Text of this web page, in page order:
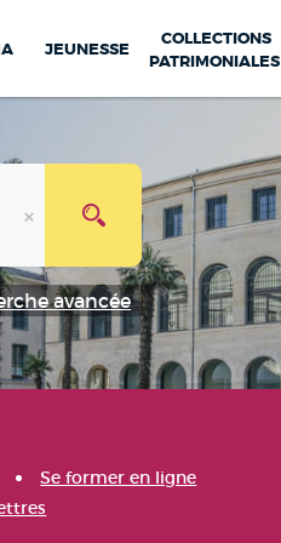
JEUNESSE
COLLECTIONS
PATRIMONIALES
avancée
Se former en ligne